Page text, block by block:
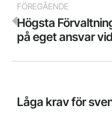
FÖREGÅENDE
Högsta
på eget ansvar
Låga krav för